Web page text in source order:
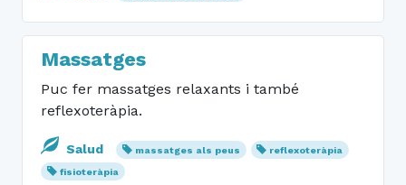
Massatges
Puc fer massatges relaxants i també
reflexoteràpia.
Salud massatges als peus
reflexoteràpia
fisioteràpia